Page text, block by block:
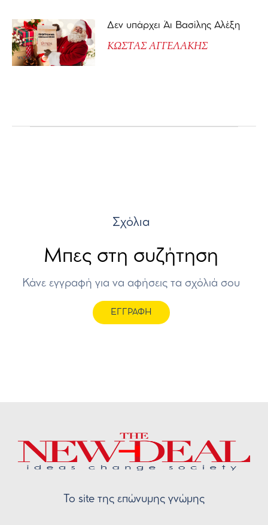
Δεν υπάρχει Άι Βασίλης Αλέξη
ΚΩΣΤΑΣ ΑΓΓΕΛΑΚΗΣ
Σχόλια
Μπες στη συζήτηση
Κάνε εγγραφή για να αφήσεις τα σχόλιά σου
ΕΓΓΡΑΦΗ
Το site της επώνυμης γνώμης